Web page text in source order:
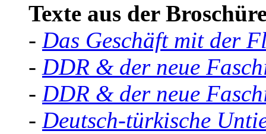
Texte aus der
- Das Geschäft mit der
- DDR & der neue
- DDR & der neue
- Deutsch-türkische